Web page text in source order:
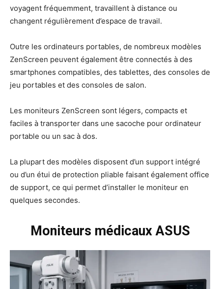
voyagent fréquemment, travaillent à distance ou
changent régulièrement d’espace de travail.
Outre les ordinateurs portables, de nombreux modèles
ZenScreen peuvent également être connectés à des
smartphones compatibles, des tablettes, des consoles de
jeu portables et des consoles de salon.
Les moniteurs ZenScreen sont légers, compacts et
faciles à transporter dans une sacoche pour ordinateur
portable ou un sac à dos.
La plupart des modèles disposent d’un support intégré
ou d’un étui de protection pliable faisant également office
de support, ce qui permet d’installer le moniteur en
quelques secondes.
Moniteurs médicaux ASUS